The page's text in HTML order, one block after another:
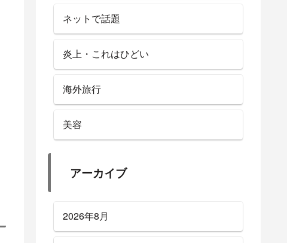
ネットで話題
炎上・これはひどい
海外旅行
美容
アーカイブ
2026年8月